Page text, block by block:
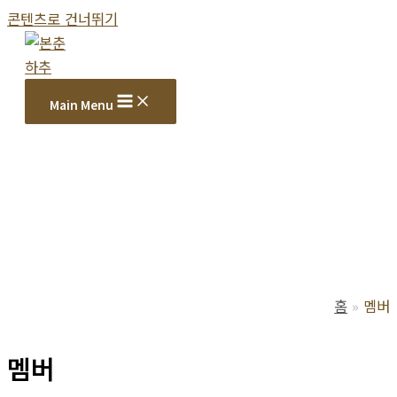
콘텐츠로 건너뛰기
Main Menu
홈 멤버
멤버